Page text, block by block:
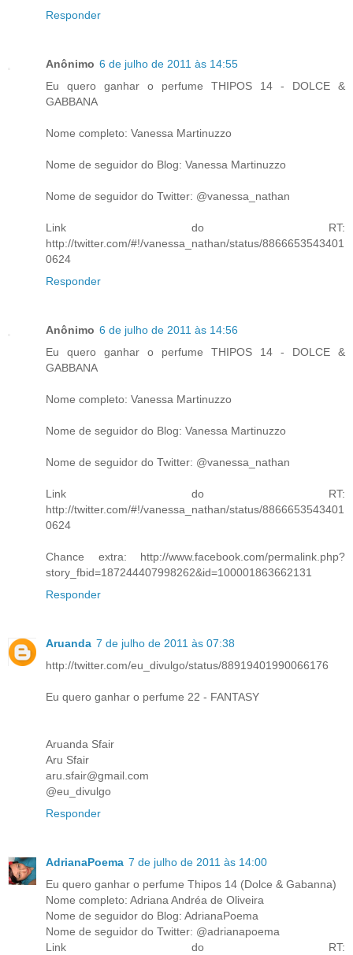
Responder
Anônimo 6 de julho de 2011 às 14:55
Eu quero ganhar o perfume THIPOS 14 - DOLCE &
GABBANA
Nome completo: Vanessa Martinuzzo
Nome de seguidor do Blog: Vanessa Martinuzzo
Nome de seguidor do Twitter: @vanessa_nathan
Link do RT:
http://twitter.com/#!/vanessa_nathan/status/8866653543401
0624
Responder
Anônimo 6 de julho de 2011 às 14:56
Eu quero ganhar o perfume THIPOS 14 - DOLCE &
GABBANA
Nome completo: Vanessa Martinuzzo
Nome de seguidor do Blog: Vanessa Martinuzzo
Nome de seguidor do Twitter: @vanessa_nathan
Link do RT:
http://twitter.com/#!/vanessa_nathan/status/8866653543401
0624
Chance extra: http://www.facebook.com/permalink.php?
story_fbid=187244407998262&id=100001863662131
Responder
Aruanda 7 de julho de 2011 às 07:38
http://twitter.com/eu_divulgo/status/88919401990066176
Eu quero ganhar o perfume 22 - FANTASY
Aruanda Sfair
Aru Sfair
aru.sfair@gmail.com
@eu_divulgo
Responder
AdrianaPoema 7 de julho de 2011 às 14:00
Eu quero ganhar o perfume Thipos 14 (Dolce & Gabanna)
Nome completo: Adriana Andréa de Oliveira
Nome de seguidor do Blog: AdrianaPoema
Nome de seguidor do Twitter: @adrianapoema
Link do RT: